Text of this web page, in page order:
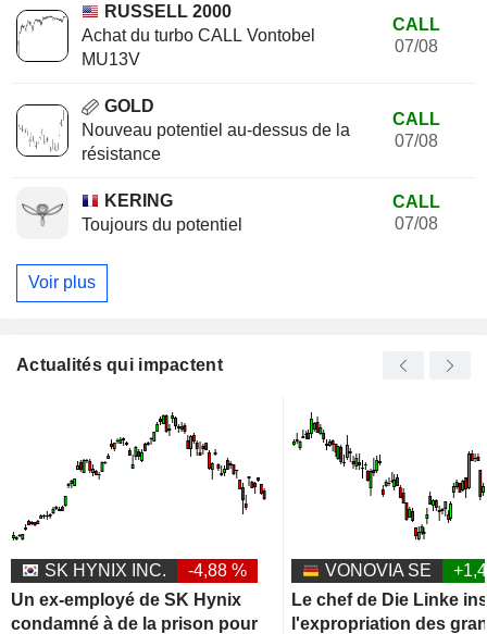
RUSSELL 2000
Achat du turbo CALL Vontobel
MU13V
CALL
07/08
GOLD
Nouveau potentiel au-dessus de la
résistance
CALL
07/08
KERING
Toujours du potentiel
CALL
07/08
Voir plus
Actualités qui impactent
SK HYNIX INC.
-4,88 %
Un ex-employé de SK Hynix
condamné à de la prison pour
VONOVIA SE
Le chef de Die Linke
l'expropriation des